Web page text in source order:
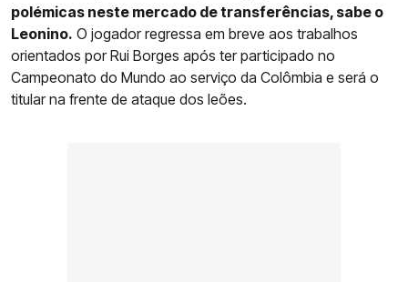
polémicas neste mercado de transferências, sabe o
Leonino. O jogador regressa em breve aos trabalhos
orientados por Rui Borges após ter participado no
Campeonato do Mundo ao serviço da Colômbia e será o
titular na frente de ataque dos leões.